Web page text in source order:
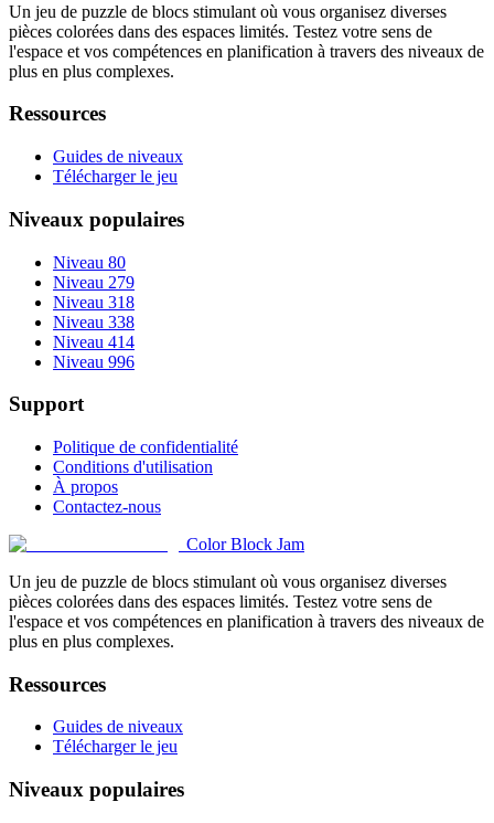
Un jeu de puzzle de blocs stimulant où vous organisez diverses
pièces colorées dans des espaces limités. Testez votre sens de
l'espace et vos compétences en planification à travers des niveaux de
plus en plus complexes.
Ressources
Guides de niveaux
Télécharger le jeu
Niveaux populaires
Niveau 80
Niveau 279
Niveau 318
Niveau 338
Niveau 414
Niveau 996
Support
Politique de confidentialité
Conditions d'utilisation
À propos
Contactez-nous
Color Block Jam
Un jeu de puzzle de blocs stimulant où vous organisez diverses
pièces colorées dans des espaces limités. Testez votre sens de
l'espace et vos compétences en planification à travers des niveaux de
plus en plus complexes.
Ressources
Guides de niveaux
Télécharger le jeu
Niveaux populaires